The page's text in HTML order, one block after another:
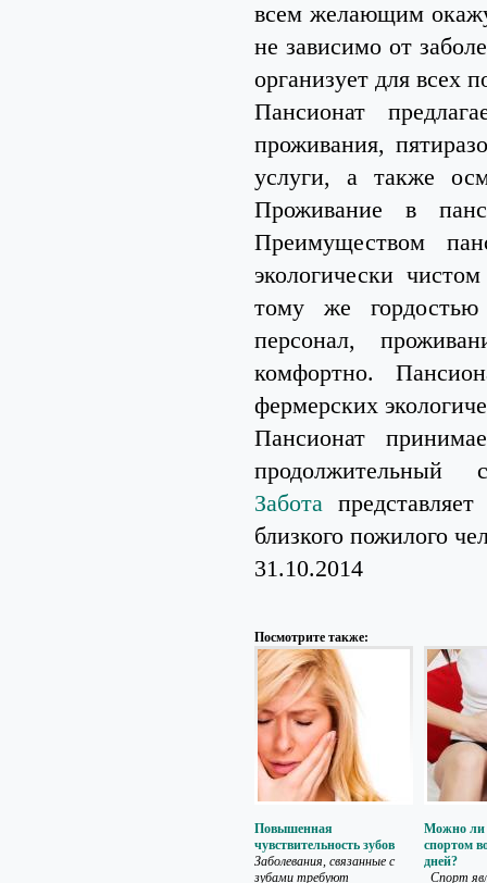
всем желающим
не зависимо от
организует для всех
Пансионат
проживания,
услуги, а также
Проживание в
Преимуществом
экологически
тому же гордостью
персонал,
комфортно.
фермерских
Пансионат
Забота
близкого пожилого
31.10.2014
Посмотрите также:
Повышенная
чувствительность зубов
Заболевания, связанные с
зубами требуют
Можно ли
спортом
дней?
Спорт